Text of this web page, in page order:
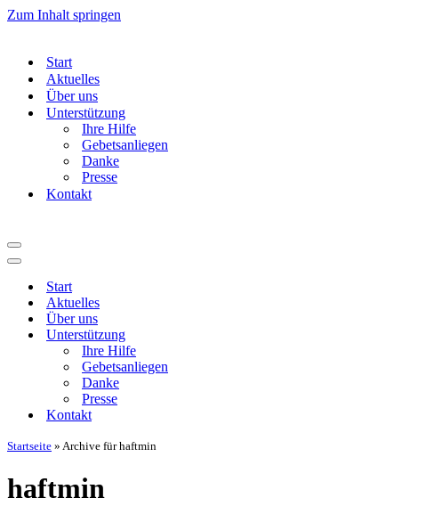
Zum Inhalt springen
Start
Aktuelles
Über uns
Unterstützung
Ihre Hilfe
Gebetsanliegen
Danke
Presse
Kontakt
Navigationsmenü
Navigationsmenü
Start
Aktuelles
Über uns
Unterstützung
Ihre Hilfe
Gebetsanliegen
Danke
Presse
Kontakt
Startseite » Archive für haftmin
haftmin